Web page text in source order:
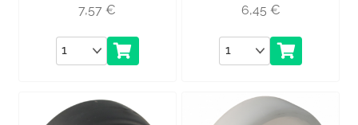
7,57€
Anzahl
6,45 €
Anzahl